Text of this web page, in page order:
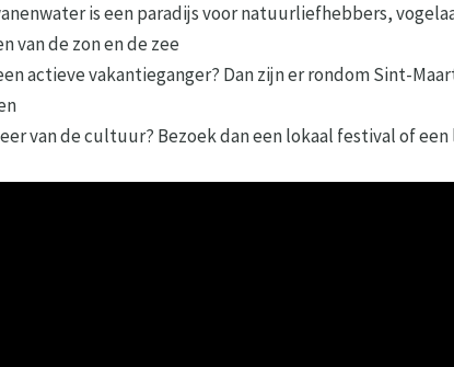
is een paradijs voor natuurliefhebbers,
van de zon en de zee
actieve vakantieganger? Dan zijn er rondom Sint-
van de cultuur? Bezoek dan een lokaal festival of